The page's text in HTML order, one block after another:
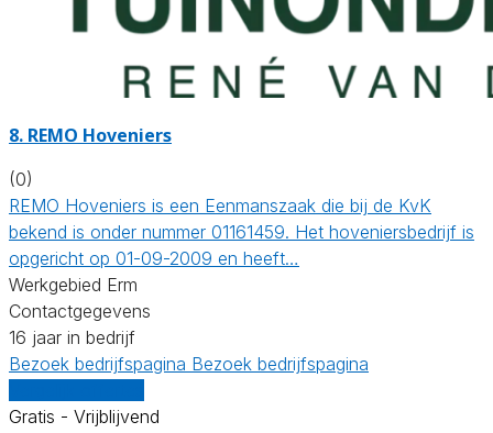
8. REMO Hoveniers
(0)
REMO Hoveniers is een Eenmanszaak die bij de KvK
bekend is onder nummer 01161459. Het hoveniersbedrijf is
opgericht op 01-09-2009 en heeft…
Werkgebied Erm
Contactgegevens
16 jaar in bedrijf
Bezoek bedrijfspagina Bezoek bedrijfspagina
Gratis - Vrijblijvend